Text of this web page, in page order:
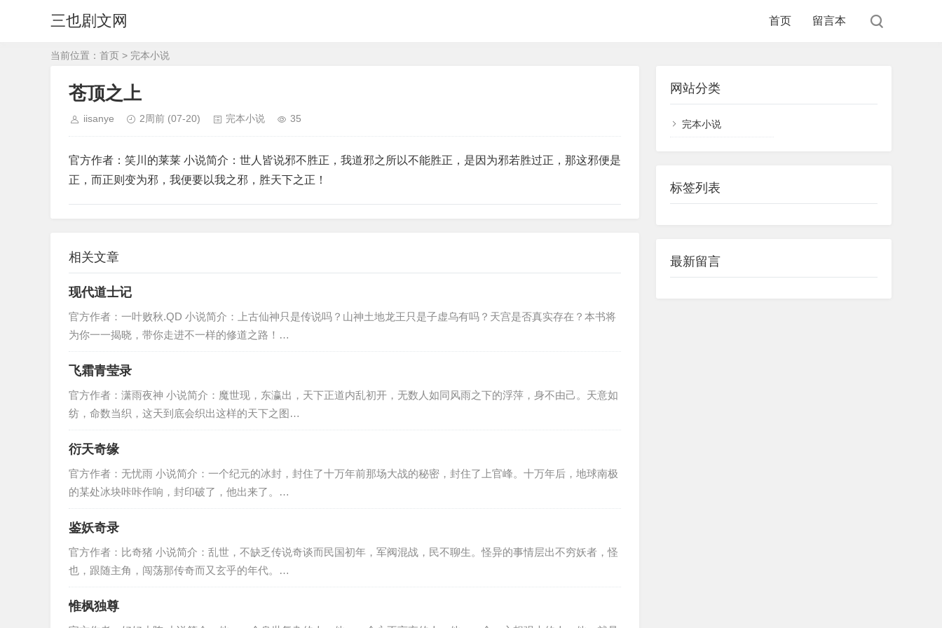
三也剧文网 首页 留言本
当前位置： 首页 > 完本小说
苍顶之上
iisanye 2周前 (07-20) 完本小说 35
官方作者：笑川的莱莱 小说简介：世人皆说邪不胜正，我道邪之所以不能胜正，是因为邪若胜过正，那这邪便是
正，而正则变为邪，我便要以我之邪，胜天下之正！
相关文章
现代道士记
官方作者：一叶败秋.QD 小说简介：上古仙神只是传说吗？山神土地龙王只是子虚乌有吗？天宫是否真实存在？本书将
为你一一揭晓，带你走进不一样的修道之路！…
飞霜青莹录
官方作者：潇雨夜神 小说简介：魔世现，东瀛出，天下正道内乱初开，无数人如同风雨之下的浮萍，身不由己。天意如
纺，命数当织，这天到底会织出这样的天下之图…
衍天奇缘
官方作者：无忧雨 小说简介：一个纪元的冰封，封住了十万年前那场大战的秘密，封住了上官峰。十万年后，地球南极
的某处冰块咔咔作响，封印破了，他出来了。…
鉴妖奇录
官方作者：比奇猪 小说简介：乱世，不缺乏传说奇谈而民国初年，军阀混战，民不聊生。怪异的事情层出不穷妖者，怪
也，跟随主角，闯荡那传奇而又玄乎的年代。…
惟枫独尊
网站分类
完本小说
标签列表
最新留言